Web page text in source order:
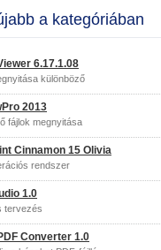
a kategóriában
6.17.1.08
különböző
2013
fájlok megnyitása
Cinnamon 15 Olivia
rendszer
1.0
tervezés
Converter 1.0